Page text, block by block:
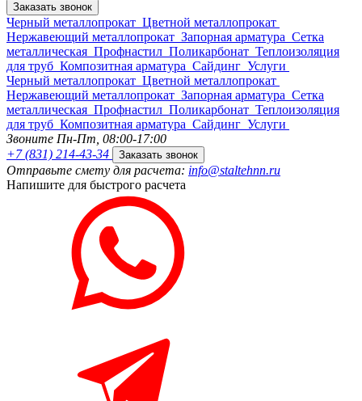
Заказать звонок
Черный металлопрокат Цветной металлопрокат
Нержавеющий металлопрокат Запорная арматура Сетка
металлическая Профнастил Поликарбонат Теплоизоляция
для труб Композитная арматура Сайдинг Услуги
Черный металлопрокат Цветной металлопрокат
Нержавеющий металлопрокат Запорная арматура Сетка
металлическая Профнастил Поликарбонат Теплоизоляция
для труб Композитная арматура Сайдинг Услуги
Звоните Пн-Пт, 08:00-17:00
+7 (831) 214-43-34
Заказать звонок
Отправьте смету для расчета: info@staltehnn.ru
Напишите для быстрого расчета